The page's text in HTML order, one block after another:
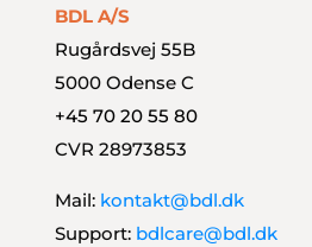
BDL A/S
Rugårdsvej 55B
5000 Odense C
+45 70 20 55 80
CVR 28973853
Mail: kontakt@bdl.dk
Support: bdlcare@bdl.dk